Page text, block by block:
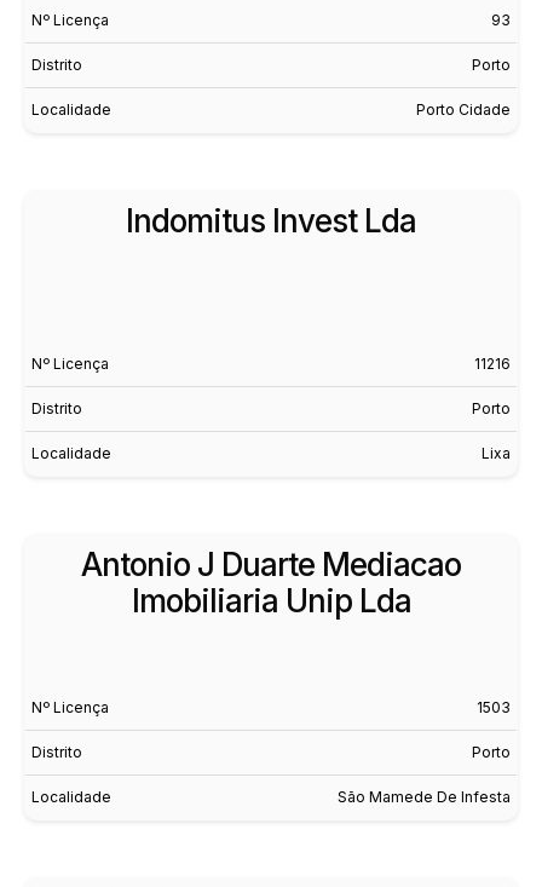
Nº Licença 93
Distrito Porto
Localidade Porto Cidade
Indomitus Invest Lda
Nº Licença 11216
Distrito Porto
Localidade Lixa
Antonio J Duarte Mediacao
Imobiliaria Unip Lda
Nº Licença 1503
Distrito Porto
Localidade São Mamede De Infesta